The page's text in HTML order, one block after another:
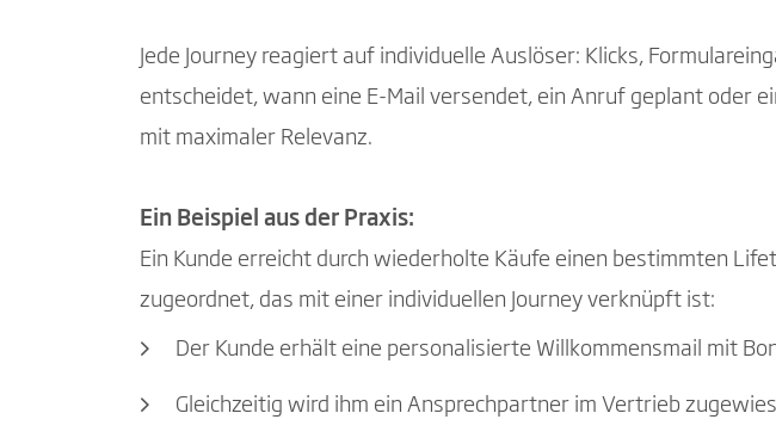
Jede Journey reagiert auf individuelle Auslöser: Klicks,
entscheidet, wann eine E-Mail versendet, ein Anruf geplant oder
mit maximaler Relevanz.
Ein Beispiel aus der Praxis:
Ein Kunde erreicht durch wiederholte Käufe einen bestimmten
zugeordnet, das mit einer individuellen Journey verknüpft ist:
Der Kunde erhält eine personalisierte Willkommensmail mit
Gleichzeitig wird ihm ein Ansprechpartner im Vertrieb